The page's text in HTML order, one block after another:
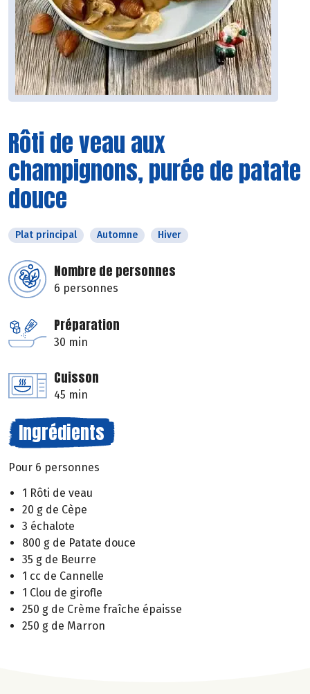
Rôti de veau aux
champignons, purée de patate
douce
Plat principal Automne Hiver
Nombre de personnes
6 personnes
Préparation
30 min
Cuisson
45 min
Ingrédients
Pour 6 personnes
1 Rôti de veau
20 g de Cèpe
3 échalote
800 g de Patate douce
35 g de Beurre
1 cc de Cannelle
1 Clou de girofle
250 g de Crème fraîche épaisse
250 g de Marron